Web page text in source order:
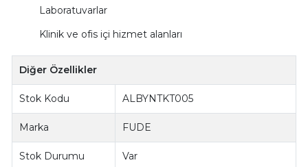
Laboratuvarlar
Klinik ve ofis içi hizmet alanları
Diğer Özellikler
Stok Kodu ALBYNTKT005
Marka FUDE
Stok Durumu Var